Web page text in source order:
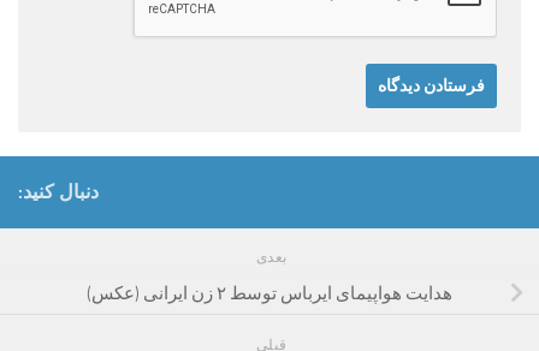
دنبال کنید:
بعدی
هدایت هواپیمای ایرباس توسط ۲ زن ایرانی (عکس)
قبلی